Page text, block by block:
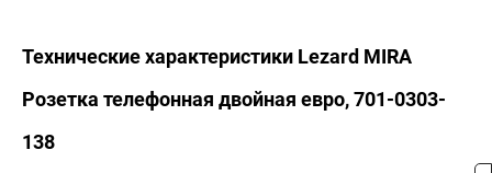
Технические характеристики Lezard MIRA
Розетка телефонная двойная евро, 701-0303-
138